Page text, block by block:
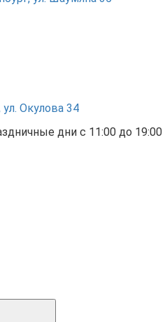
Окулова 34
дни с 11:00 до 19:00